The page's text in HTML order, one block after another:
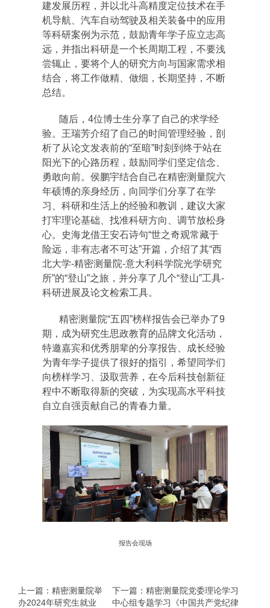
建发展历程，并以北斗高精度定位技术在手
机导航、汽车自动驾驶及相关装备中的应用
等科研案例为示范，鼓励青年学子应立志高
远，并指出科研是一个长周期工程，不要浅
尝辄止，要将个人的研究方向与国家需求相
结合，将工作做精、做细，长期坚持，不断
总结。
随后，4位博士生分享了自己的求学经
验。王瑞芳介绍了自己的时间管理经验，剖
析了从论文发表前的“至暗”时刻到终于站在
阳光下的心路历程，鼓励同学们坚定信念、
勇敢向前。侯鹏宇结合自己在精密测量院六
年硕博的亲身经历，向同学们分享了在学
习、科研和生活上的经验和教训，建议大家
打牢理论基础、找准科研方向、调节放松身
心。史海龙借王安石诗句“世之奇观常藏于
险远，非有志者不可达”开篇，介绍了其“西
北大学-精密测量院-意大利科学院光学研究
所”的“登山”之旅，并分享了几个“登山”工具-
科研进展及论文检索工具。
精密测量院“五四”榜样报告会已举办了9
期，成为研究生思政教育的品牌文化活动，
特邀嘉宾和优秀朋辈的分享报告、成长经验
为青年学子提供了很好的指引，希望同学们
向榜样学习、汲取营养，在今后科技创新征
程中不断取得新的突破，为实现高水平科技
自立自强贡献自己的青春力量。
报告会现场
上一篇：精密测量院举
办2024年研究生就业
下一篇：精密测量院党委理论学习
中心组专题学习《中国共产党纪律